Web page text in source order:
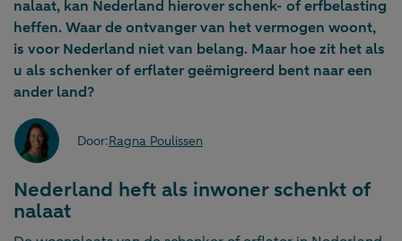
nalaat, kan Nederland hierover schenk- of erfbelasting
heffen. Waar de ontvanger van het vermogen woont,
is voor Nederland niet van belang. Maar hoe zit het als
u als schenker of erflater geëmigreerd bent naar een
ander land?
Door:Ragna Poulissen
Nederland heft als inwoner schenkt of
nalaat